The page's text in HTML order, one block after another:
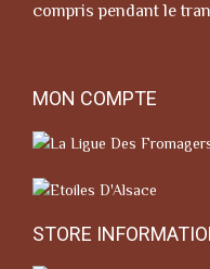
compris pendant le
MON COMPTE
STORE